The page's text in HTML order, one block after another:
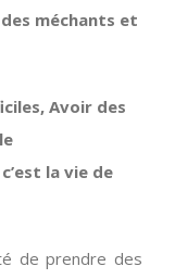
méchants et
Avoir des
la vie de
de prendre des